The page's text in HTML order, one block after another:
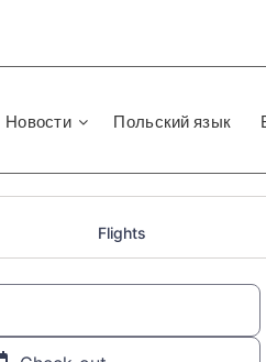
Новости Польский язык